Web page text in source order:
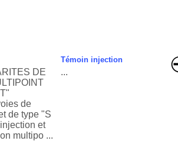
DE
de
de type "S
et
multipo ...
Témoin injection
...